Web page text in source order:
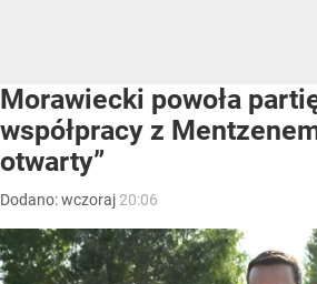
Morawiecki powoła
współpracy z
otwarty”
Dodano:wczoraj 20:06